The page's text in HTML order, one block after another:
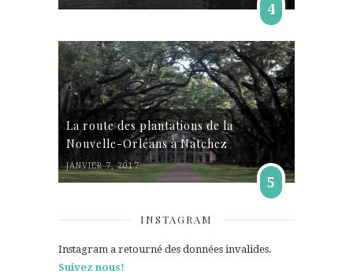
4
La route des plantations de la
Nouvelle-Orléans à Natchez
JANVIER 7, 2017
5
INSTAGRAM
Instagram a retourné des données invalides.
Suivez nous!